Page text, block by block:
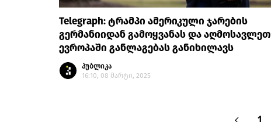
Telegraph: ტრამპი ამერიკული ჯარების
გერმანიიდან გამოყვანას და აღმოსავლეთ
ევროპაში განლაგებას განიხილავს
პუბლიკა
16:10, 08 მარტი, 2025
1